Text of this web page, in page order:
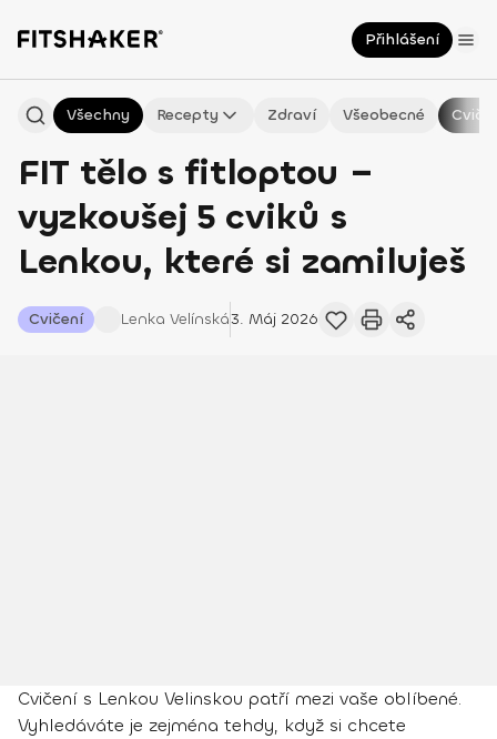
Přihlášení
Všechny Recepty Zdraví Všeobecné
FIT tělo s fitloptou –
vyzkoušej 5 cviků s
Lenkou, které si zamiluješ
Cvičení Lenka Velínská3. Máj 2026
Cvičení s Lenkou Velinskou patří mezi vaše oblíbené.
Vyhledáváte je zejména tehdy, když si chcete